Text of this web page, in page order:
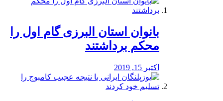
بانوان استان البرزی گام اول را
محكم برداشتند
اکتبر 15, 2019